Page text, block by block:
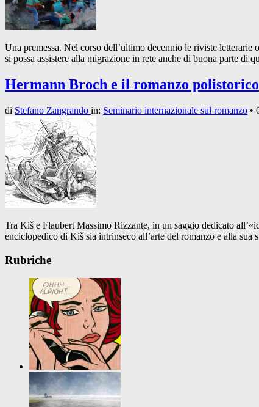
Una premessa. Nel corso dell’ultimo decennio le riviste
si possa assistere alla migrazione in rete anche di buona parte di
Hermann Broch e il romanzo polistorico
di Stefano Zangrando in: Seminario internazionale sul romanzo •
Tra Kiš e Flaubert Massimo Rizzante, in un saggio dedicato
enciclopedico di Kiš sia intrinseco all’arte del romanzo e alla sua
Rubriche